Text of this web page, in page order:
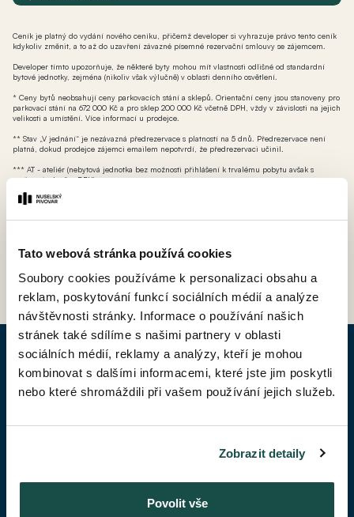
Tato webová stránka používá cookies
Soubory cookies používáme k personalizaci obsahu a
reklam, poskytování funkcí sociálních médií a analýze
návštěvnosti stránky. Informace o používání našich
stránek také sdílíme s našimi partnery v oblasti
sociálních médií, reklamy a analýzy, kteří je mohou
kombinovat s dalšími informacemi, které jste jim poskytli
nebo které shromáždili při vašem používání jejich služeb.
Zobrazit detaily
Povolit vše
Ceník je platný do vydání nového ceníku, přičemž developer si vyhrazuje právo tento ceník
kdykoliv změnit, a to až do uzavření závazné písemné rezervační smlouvy se zájemcem.
Developer tímto upozorňuje, že některé byty mohou mít vlastnosti odlišné od standardní
bytové jednotky, zejména (nikoliv však výlučně) v oblasti denního osvětlení.
* Ceny bytů neobsahují ceny parkovacích stání a sklepů. Orientační ceny jsou stanoveny pro
parkovací stání na 672 000 Kč a pro sklep 200 000 Kč včetně DPH, vždy v závislosti na jejich
velikosti a umístění. Více informací u prodejce.
** Stav „V jednání“ je nezávazná předrezervace s platností na 5 dnů. Předrezervace není
platná, dokud prodejce zájemci emailem nepotvrdí, že předrezervaci učinil.
*** AT - ateliér (nebytová jednotka bez možnosti přihlášení k trvalému pobytu avšak s
možností odpočtu DPH).
POPTAT BYT